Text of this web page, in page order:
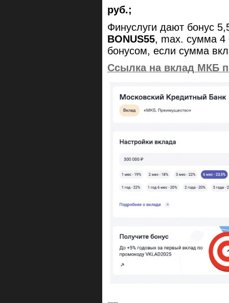
руб.;
Финуслуги дают бонус
BONUS55, max. сумма 4
бонусом, если сумма
Ссылка на вклад МКБ